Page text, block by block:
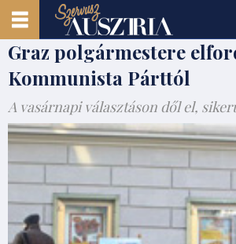
Graz polgármestere
Kommunista Párttól
A vasárnapi választáson dől el,